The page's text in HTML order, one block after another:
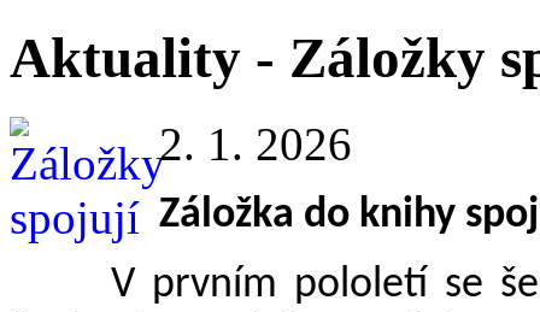
Aktuality - Záložky
2. 1. 2026
Záložka do knihy
V prvním pololetí se